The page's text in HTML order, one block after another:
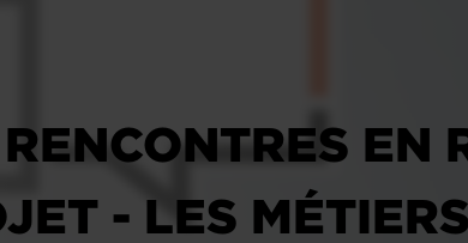
EN
- LES